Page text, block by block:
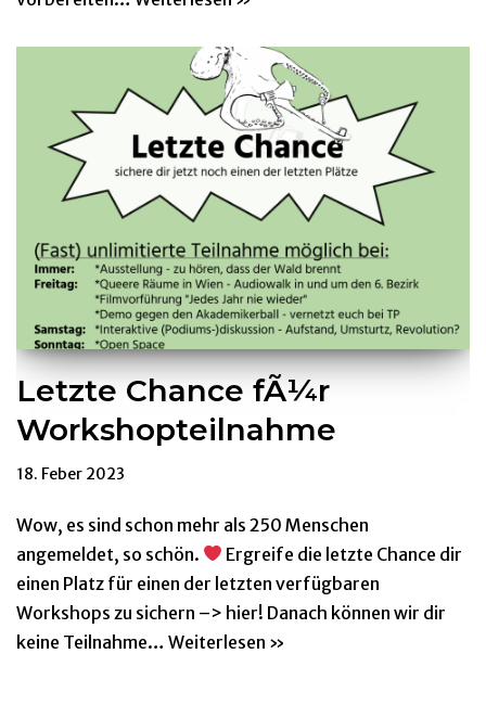
Letzte Chance fÃ¼r
Workshopteilnahme
18. Feber 2023
Wow, es sind schon mehr als 250 Menschen
angemeldet, so schön.
Ergreife die letzte Chance dir
einen Platz für einen der letzten verfügbaren
Workshops zu sichern –> hier! Danach können wir dir
keine Teilnahme… Weiterlesen »